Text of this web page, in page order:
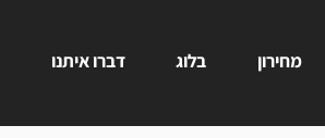
מחירון בלוג דברו איתנו